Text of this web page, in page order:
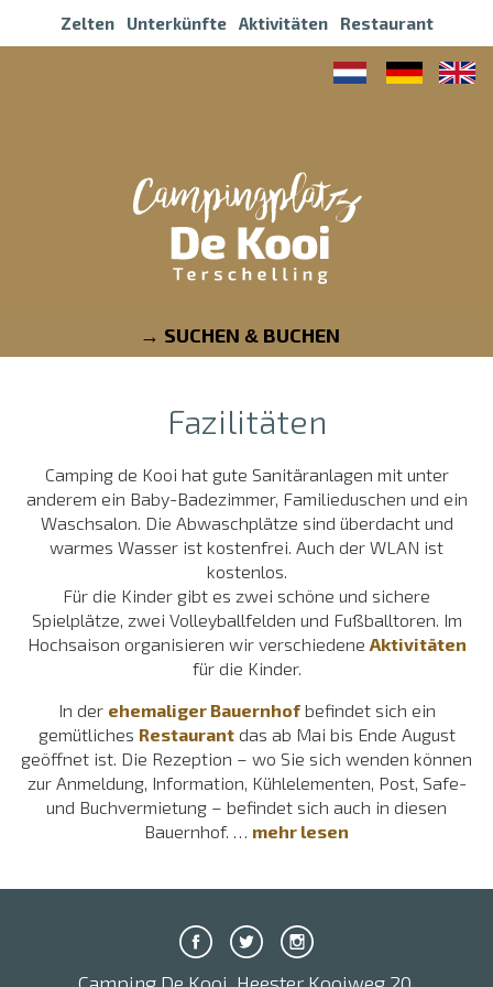
Zelten Unterkünfte Aktivitäten Restaurant
SUCHEN & BUCHEN
Fazilitäten
Camping de Kooi hat gute Sanitäranlagen mit unter
anderem ein Baby-Badezimmer, Familieduschen und ein
Waschsalon. Die Abwaschplätze sind überdacht und
warmes Wasser ist kostenfrei. Auch der WLAN ist
kostenlos.
Für die Kinder gibt es zwei schöne und sichere
Spielplätze, zwei Volleyballfelden und Fußballtoren. Im
Hochsaison organisieren wir verschiedene Aktivitäten
für die Kinder.
In der ehemaliger Bauernhofbefindet sich ein
gemütliches Restaurantdas ab Mai bis Ende August
geöffnet ist. Die Rezeption – wo Sie sich wenden können
zur Anmeldung, Information, Kühlelementen, Post, Safe-
und Buchvermietung – befindet sich auch in diesen
Bauernhof. … mehr lesen